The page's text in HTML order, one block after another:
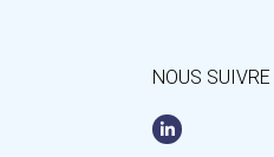
NOUS SUIVRE